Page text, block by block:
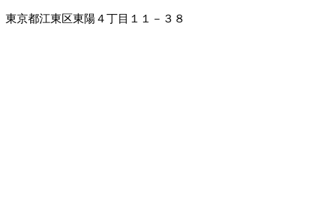
東京都江東区東陽４丁目１１－３８